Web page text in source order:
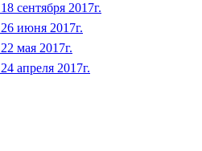
сентября 2017г.
июня 2017г.
мая 2017г.
апреля 2017г.